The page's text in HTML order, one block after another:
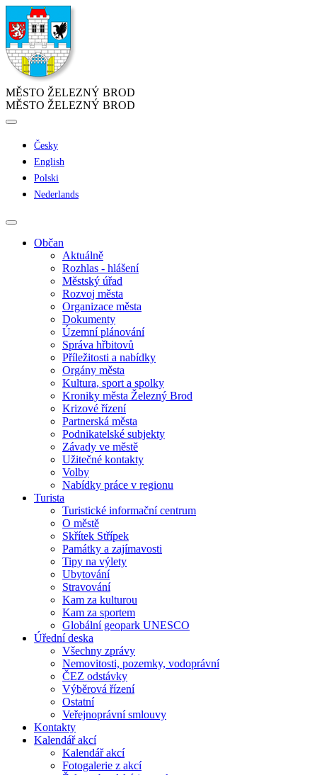
MĚSTO ŽELEZNÝ BROD
MĚSTO ŽELEZNÝ BROD
Česky
English
Polski
Nederlands
Občan
Aktuálně
Rozhlas - hlášení
Městský úřad
Rozvoj města
Organizace města
Dokumenty
Územní plánování
Správa hřbitovů
Příležitosti a nabídky
Orgány města
Kultura, sport a spolky
Kroniky města Železný Brod
Krizové řízení
Partnerská města
Podnikatelské subjekty
Závady ve městě
Užitečné kontakty
Volby
Nabídky práce v regionu
Turista
Turistické informační centrum
O městě
Skřítek Střípek
Památky a zajímavosti
Tipy na výlety
Ubytování
Stravování
Kam za kulturou
Kam za sportem
Globální geopark UNESCO
Úřední deska
Všechny zprávy
Nemovitosti, pozemky, vodoprávní
ČEZ odstávky
Výběrová řízení
Ostatní
Veřejnoprávní smlouvy
Kontakty
Kalendář akcí
Kalendář akcí
Fotogalerie z akcí